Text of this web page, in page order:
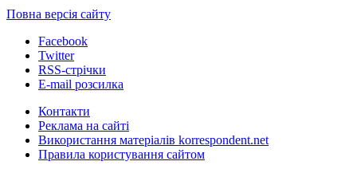
Повна версія сайту
Facebook
Twitter
RSS-стрічки
E-mail розсилка
Контакти
Реклама на сайті
Використання матеріалів korrespondent.net
Правила користування сайтом